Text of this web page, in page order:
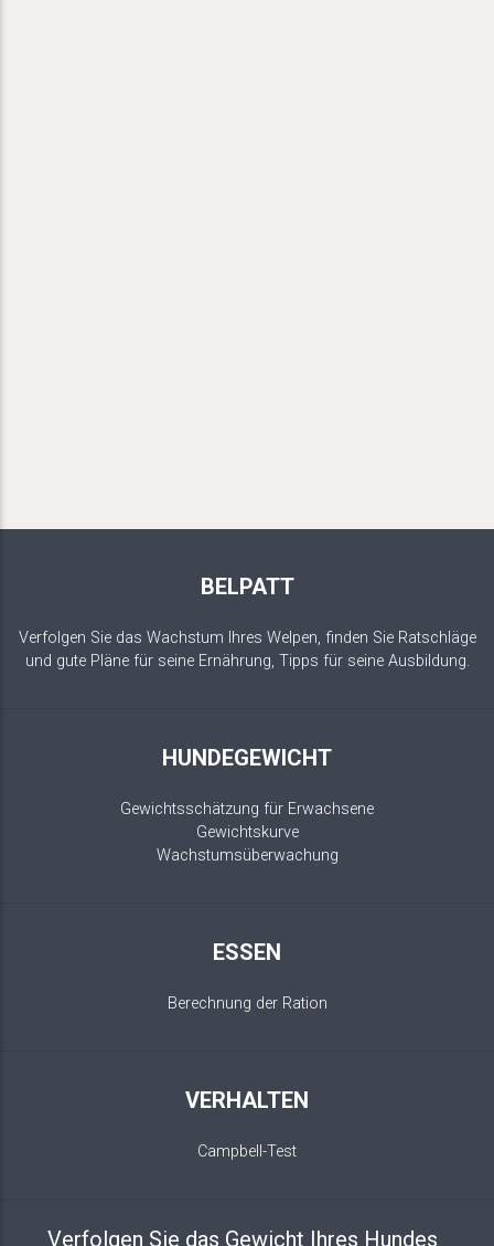
BELPATT
Verfolgen Sie das Wachstum Ihres Welpen, finden Sie Ratschläge
und gute Pläne für seine Ernährung, Tipps für seine Ausbildung.
HUNDEGEWICHT
Gewichtsschätzung für Erwachsene
Gewichtskurve
Wachstumsüberwachung
ESSEN
Berechnung der Ration
VERHALTEN
Campbell-Test
Verfolgen Sie das Gewicht Ihres Hundes